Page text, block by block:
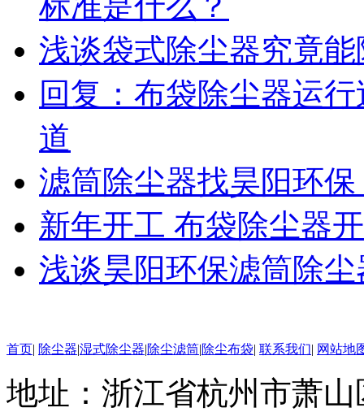
浅谈袋式除尘器究竟
回复：布袋除尘器运
道
滤筒除尘器找昊阳环
新年开工 布袋除尘器
浅谈昊阳环保滤筒除
首页| 除尘器|湿式除尘器|除尘滤筒|除尘布袋| 联系我们| 网站地
地址：浙江省杭州市萧